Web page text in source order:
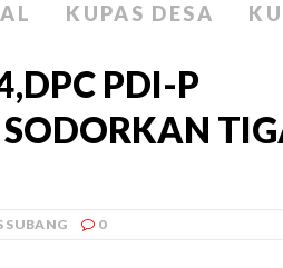
KUPAS DESA
PDI-P
SUBANG 0